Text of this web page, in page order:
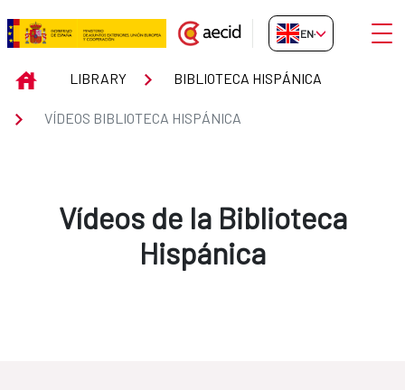
Skip to Main Content
Vídeos Biblioteca Hispánica
EN-GB
INICIOLIBRARY BIBLIOTECA HISPÁNICA
VÍDEOS BIBLIOTECA HISPÁNICA
Vídeos de la Biblioteca
Hispánica